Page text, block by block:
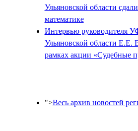
Ульяновской области
математике
Интервью руководителя
Ульяновской области Е.Е.
рамках акции «Судебные
">Весь архив новостей